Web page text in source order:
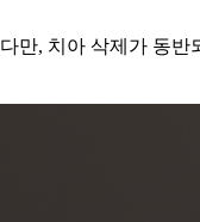
만, 치아 삭제가 동